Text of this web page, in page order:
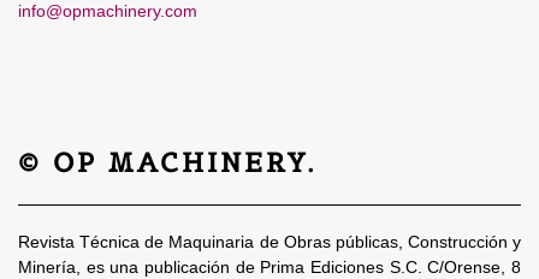
info@opmachinery.com
© OP MACHINERY.
Revista Técnica de Maquinaria de Obras públicas, Construcción y
Minería, es una publicación de Prima Ediciones S.C. C/Orense, 8